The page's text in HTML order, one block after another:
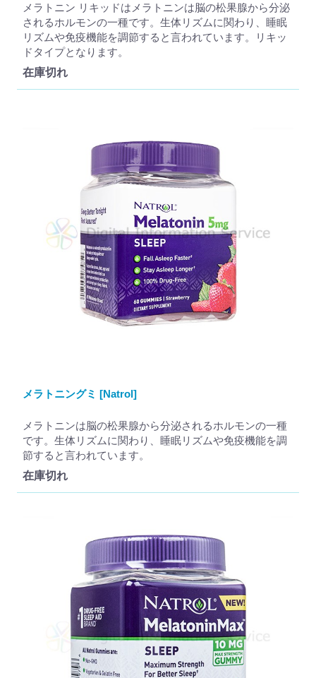
メラトニン リキッドはメラトニンは脳の松果腺から分泌
されるホルモンの一種です。生体リズムに関わり、睡眠
リズムや免疫機能を調節すると言われています。リキッ
ドタイプとなります。
在庫切れ
メラトニングミ [Natrol]
メラトニンは脳の松果腺から分泌されるホルモンの一種
です。生体リズムに関わり、睡眠リズムや免疫機能を調
節すると言われています。
在庫切れ